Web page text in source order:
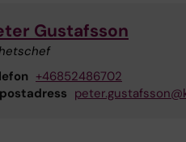
Gustafsson
+46852486702